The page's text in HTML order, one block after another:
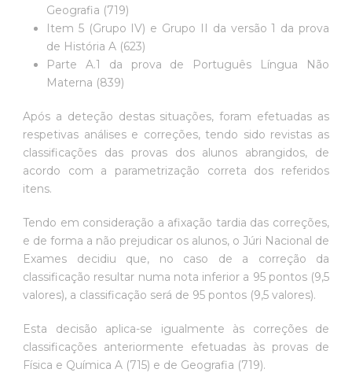
Geografia (719)
Item 5 (Grupo IV) e Grupo II da versão 1 da prova
de História A (623)
Parte A.1 da prova de Português Língua Não
Materna (839)
Após a deteção destas situações, foram efetuadas as
respetivas análises e correções, tendo sido revistas as
classificações das provas dos alunos abrangidos, de
acordo com a parametrização correta dos referidos
itens.
Tendo em consideração a afixação tardia das correções,
e de forma a não prejudicar os alunos, o Júri Nacional de
Exames decidiu que, no caso de a correção da
classificação resultar numa nota inferior a 95 pontos (9,5
valores), a classificação será de 95 pontos (9,5 valores).
Esta decisão aplica-se igualmente às correções de
classificações anteriormente efetuadas às provas de
Física e Química A (715) e de Geografia (719).